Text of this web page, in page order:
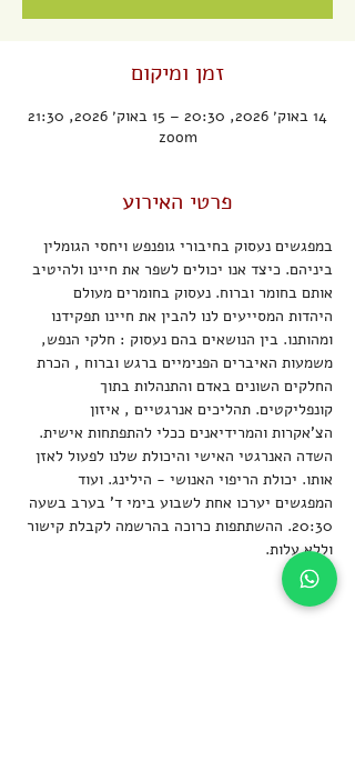
זמן ומיקום
14 באוק׳ 2026, 20:30 – 15 באוק׳ 2026, 21:30
zoom
פרטי האירוע
במפגשים נעסוק בחיבורי גופנפש ויחסי הגומלין
ביניהם. כיצד אנו יכולים לשפר את חיינו ולהיטיב
אותם בחומר וברוח. נעסוק בחומרים מעולם
היהדות המסייעים לנו להבין את חיינו תפקידנו
ומהותנו. בין הנושאים בהם נעסוק : חלקי הנפש,
משמעות האיברים הפנימיים ברגש וברוח , הכרת
החלקים השונים באדם והתנהלות בתוך
קונפליקטים. תהליכים אנרגטיים , איזון
הצ'אקרות והמרידיאנים ככלי להתפתחות אישית.
השדה האנרגטי האישי והיכולת שלנו לפעול לאזן
אותו. יכולת הריפוי האנושי - הילינג. ועוד
המפגשים יערכו אחת לשבוע בימי ד' בערב בשעה
20:30. ההשתתפות כרוכה בהרשמה לקבלת קישור
וללא עלות.